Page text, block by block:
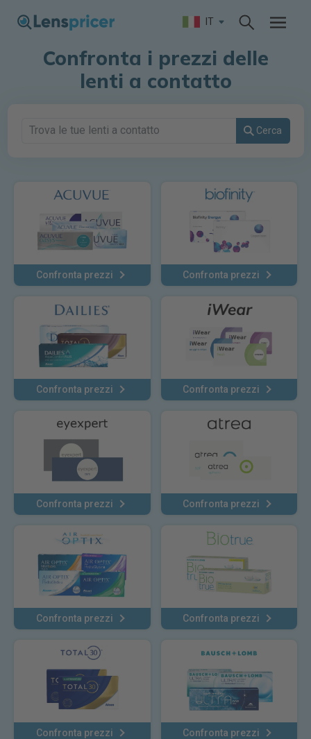
IT
Confronta i prezzi delle
lenti a contatto
Cerca
Confronta prezzi Confronta prezzi
Confronta prezzi Confronta prezzi
Confronta prezzi Confronta prezzi
Confronta prezzi Confronta prezzi
Confronta prezzi Confronta prezzi